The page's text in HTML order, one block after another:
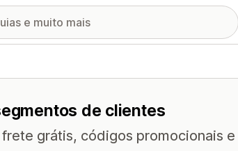
de clientes
grátis, códigos promocionais e